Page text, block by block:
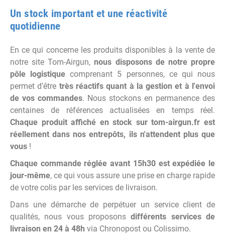
Un stock important et une réactivité
quotidienne
En ce qui concerne les produits disponibles à la vente de
notre site Tom-Airgun, nous disposons de notre propre
pôle logistique comprenant 5 personnes, ce qui nous
permet d'être très réactifs quant à la gestion et à l'envoi
de vos commandes. Nous stockons en permanence des
centaines de références actualisées en temps réel.
Chaque produit affiché en stock sur tom-airgun.fr est
réellement dans nos entrepôts, ils n'attendent plus que
vous !
Chaque commande réglée avant 15h30 est expédiée le
jour-même, ce qui vous assure une prise en charge rapide
de votre colis par les services de livraison.
Dans une démarche de perpétuer un service client de
qualités, nous vous proposonsdifférents services de
livraison en 24 à 48h via Chronopost ou Colissimo.